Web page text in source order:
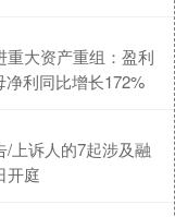
重大资产重组：盈利
利同比增长172%
上诉人的7起涉及融
开庭